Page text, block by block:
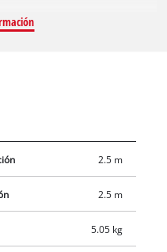
o textiles fijos, baldosas o
y revestimientos del techo
un tanque de acero
capacidad de 30 litros.
facilita el trabajo de
con un diámetro de
y suciedad. La conexión
2.5 m
2.5 m
5.05 kg